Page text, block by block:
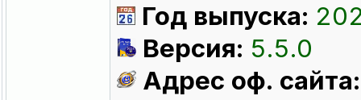
Год выпуска:
Версия: 5.5.0
Адрес оф. сайта: